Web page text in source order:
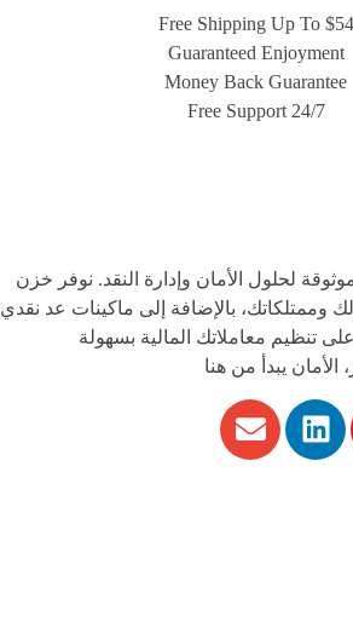
Free Shipping Up To $54
Guaranteed Enjoyment
Money Back Guarantee
Free Support 24/7
لحلول الأمان وإدارة النقد. نوفر خزن
وممتلكاتك، بالإضافة إلى ماكينات عد نقدي
تنظيم معاملاتك المالية بسهولة
يبدأ من هنا